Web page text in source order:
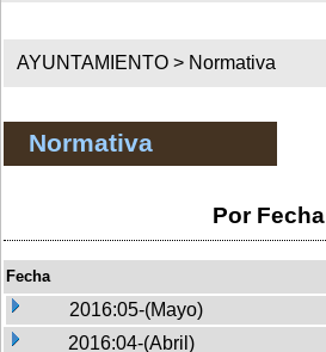
AYUNTAMIENTO > Normativa
Normativa
Por Fecha
Fecha
2016:05-(Mayo)
2016:04-(Abril)